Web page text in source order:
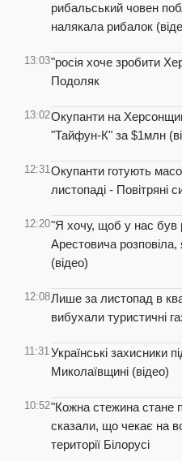
рибальський човен
налякала рибалок
13:03"росія хоче зробити
Подоляк
13:02Окупанти на
"Тайфун-К" за $1млн
12:31Окупанти готують
листопаді - Повітряні
12:20"Я хочу, щоб у нас був
Арестовича розповіла,
(відео)
12:08Лише за листопад в
вибухали туристичні
11:31Українські захисники
Миколаївщині (відео)
10:52"Кожна стежина стане
сказали, що чекає на
території Білорусі